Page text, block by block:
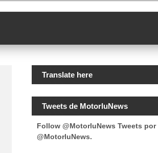
Translate here
Tweets de MotorluNews
Follow @MotorluNews Tweets por
@MotorluNews.